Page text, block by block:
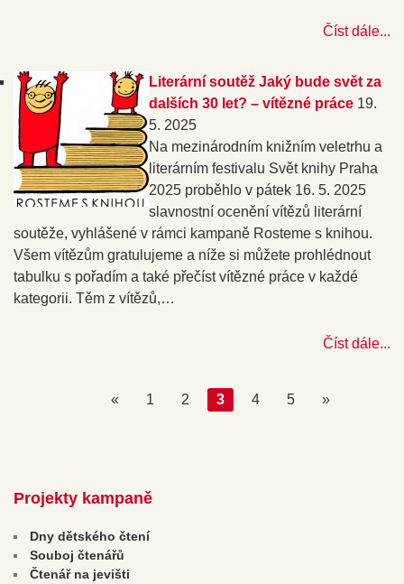
Číst dále...
Literární soutěž Jaký bude svět za
dalších 30 let? – vítězné práce 19.
5. 2025
Na mezinárodním knižním veletrhu a
literárním festivalu Svět knihy Praha
2025 proběhlo v pátek 16. 5. 2025
slavnostní ocenění vítězů literární
soutěže, vyhlášené v rámci kampaně Rosteme s knihou.
Všem vítězům gratulujeme a níže si můžete prohlédnout
tabulku s pořadím a také přečíst vítězné práce v každé
kategorii. Těm z vítězů,…
Číst dále...
« 1 2 3 4 5 »
Projekty kampaně
Dny dětského čtení
Souboj čtenářů
Čtenář na jevišti